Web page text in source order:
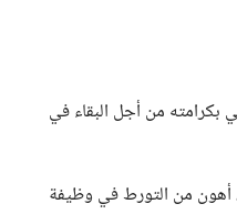
من أجل البقاء في
أهون من التورط في وظيفة